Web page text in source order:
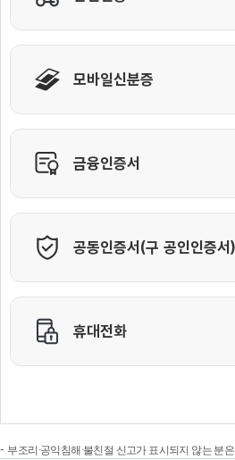
부조리·공익침해·불친절 신고가 표시되지 않는 분은